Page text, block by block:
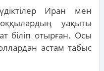
Иран мен
уақыты
біліп отырған. Осы
астам табыс